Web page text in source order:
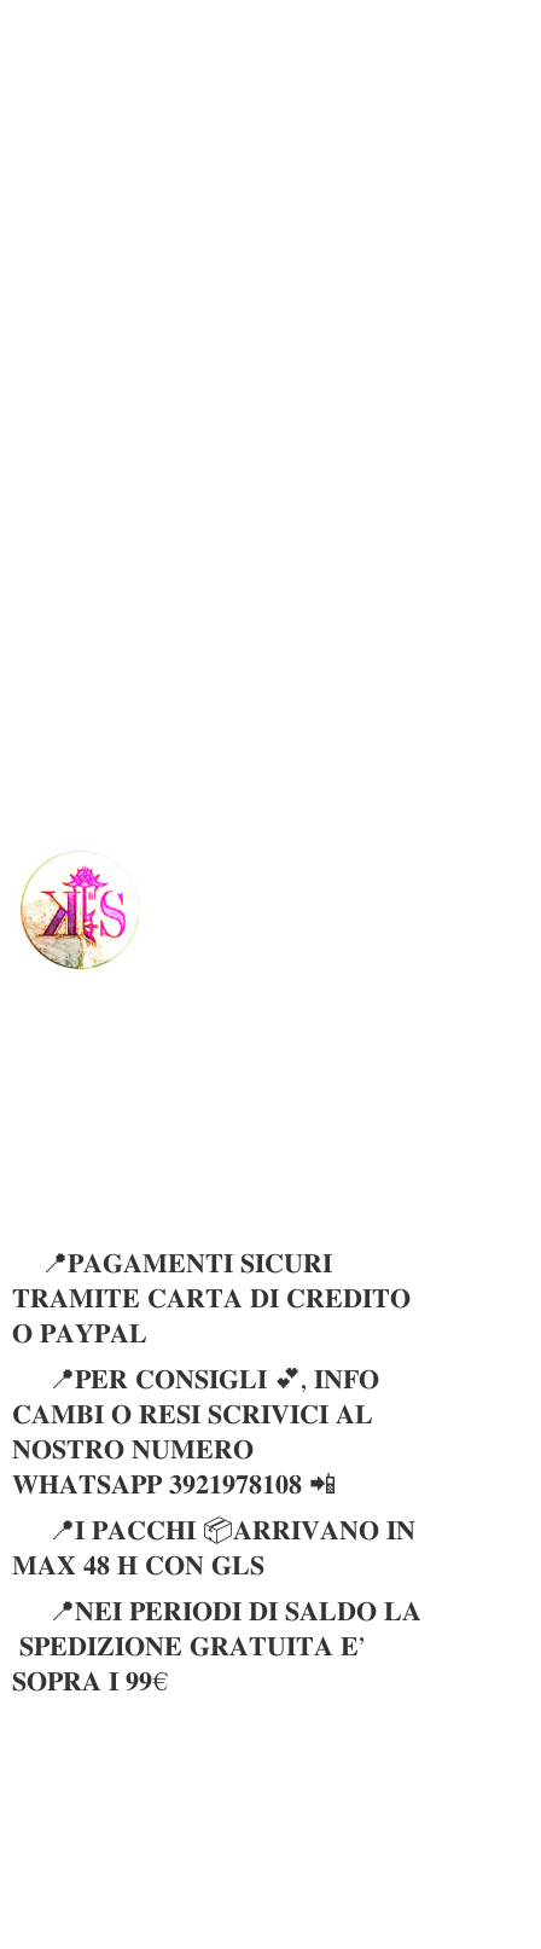
📍𝐏𝐀𝐆𝐀𝐌𝐄𝐍𝐓𝐈 𝐒𝐈𝐂𝐔𝐑𝐈
𝐓𝐑𝐀𝐌𝐈𝐓𝐄 𝐂𝐀𝐑𝐓𝐀 𝐃𝐈 𝐂𝐑𝐄𝐃𝐈𝐓𝐎
𝐎 𝐏𝐀𝐘𝐏𝐀𝐋
📍𝐏𝐄𝐑 𝐂𝐎𝐍𝐒𝐈𝐆𝐋𝐈 💕, 𝐈𝐍𝐅𝐎
𝐂𝐀𝐌𝐁𝐈 𝐎 𝐑𝐄𝐒𝐈 𝐒𝐂𝐑𝐈𝐕𝐈𝐂𝐈 𝐀𝐋
𝐍𝐎𝐒𝐓𝐑𝐎 𝐍𝐔𝐌𝐄𝐑𝐎
𝐖𝐇𝐀𝐓𝐒𝐀𝐏𝐏 𝟑𝟗𝟐𝟏𝟗𝟕𝟖𝟏𝟎𝟖 📲
📍𝐈 𝐏𝐀𝐂𝐂𝐇𝐈 📦𝐀𝐑𝐑𝐈𝐕𝐀𝐍𝐎 𝐈𝐍
𝐌𝐀𝐗 𝟒𝟖 𝐇 𝐂𝐎𝐍 𝐆𝐋𝐒
📍𝐍𝐄𝐈 𝐏𝐄𝐑𝐈𝐎𝐃𝐈 𝐃𝐈 𝐒𝐀𝐋𝐃𝐎 𝐋𝐀
𝐒𝐏𝐄𝐃𝐈𝐙𝐈𝐎𝐍𝐄 𝐆𝐑𝐀𝐓𝐔𝐈𝐓𝐀 𝐄’
𝐒𝐎𝐏𝐑𝐀 𝐈 𝟗𝟗€